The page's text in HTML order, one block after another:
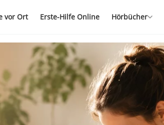
vor Ort Erste-Hilfe Online Hörbücher